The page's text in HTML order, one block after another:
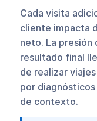
Cada visita
cliente impacta
neto. La presión
resultado final
de realizar
por
de contexto.